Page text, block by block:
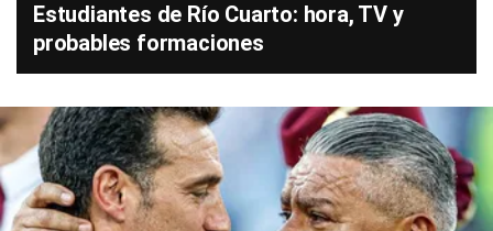
Estudiantes de Río Cuarto: hora, TV y
probables formaciones